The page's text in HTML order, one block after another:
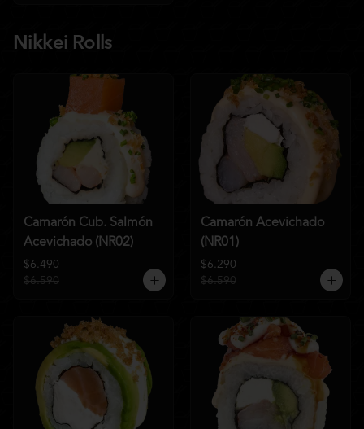
Nikkei Rolls
Camarón Cub. Salmón
Acevichado (NR02)
$6.490
$6.590
Camarón Acevichado
(NR01)
$6.290
$6.590